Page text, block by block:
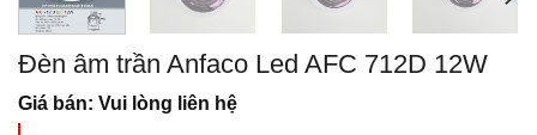
Đèn âm trần Anfaco Led AFC 712D 12W
Giá bán: Vui lòng liên hệ